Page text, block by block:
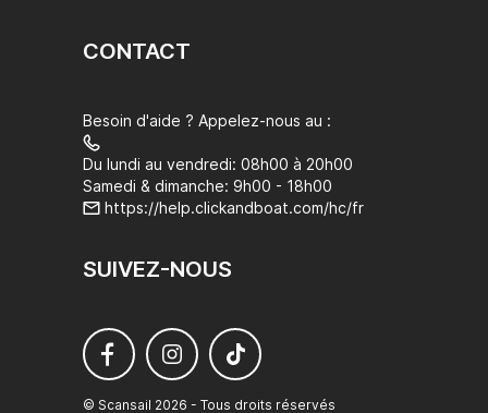
CONTACT
Besoin d'aide ? Appelez-nous au :
Du lundi au vendredi: 08h00 à 20h00
Samedi & dimanche: 9h00 - 18h00
https://help.clickandboat.com/hc/fr
SUIVEZ-NOUS
© Scansail 2026 - Tous droits réservés